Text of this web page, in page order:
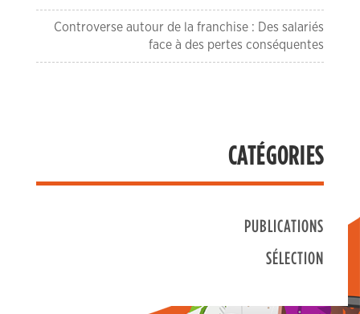
Controverse autour de la franchise : Des salariés
face à des pertes conséquentes
CATÉGORIES
PUBLICATIONS
SÉLECTION